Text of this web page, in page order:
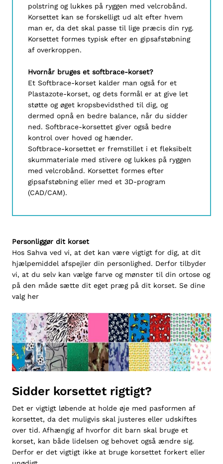
polstring og lukkes på ryggen med velcrobånd.
Korsettet kan se forskelligt ud alt efter hvem
man er, da det skal passe til lige præcis din ryg.
Korsettet formes typisk efter en gipsafstøbning
af overkroppen.
Hvornår bruges et softbrace-korset?
Et Softbrace-korset kalder man også for et
Plastazote-korset, og dets formål er at give let
støtte og øget kropsbevidsthed til dig, og
dermed opnå en bedre balance, når du sidder
ned. Softbrace-korsettet giver også bedre
kontrol over hoved og hænder.
Softbrace-korsettet er fremstillet i et fleksibelt
skummateriale med stivere og lukkes på ryggen
med velcrobånd. Korsettet formes efter
gipsafstøbning eller med et 3D-program
(CAD/CAM).
Personliggør dit korset
Hos Sahva ved vi, at det kan være vigtigt for dig, at dit
hjælpemiddel afspejler din personlighed. Derfor tilbyder
vi, at du selv kan vælge farve og mønster til din ortose og
på den måde sætte dit eget præg på dit korset. Se dine
valg her
Sidder korsettet rigtigt?
Det er vigtigt løbende at holde øje med pasformen af
korsettet, da det muligvis skal justeres eller udskiftes
over tid. Afhængig af hvorfor dit barn skal bruge et
korset, kan både lidelsen og behovet også ændre sig.
Derfor er det vigtigt ikke at bruge korsettet forkert eller